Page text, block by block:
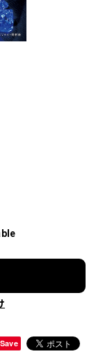
Save